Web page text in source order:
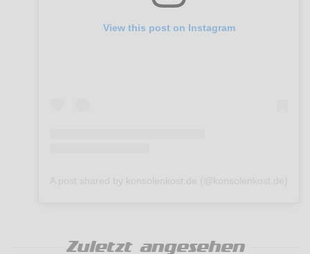
View this post on Instagram
Zuletzt angesehen